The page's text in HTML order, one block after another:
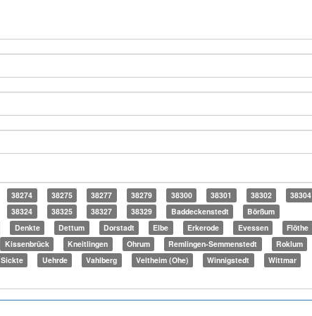
38274 38275 38277 38279 38300 38301 38302
38304
38324 38325 38327 38329 Baddeckenstedt
Börßum
Denkte Dettum Dorstadt Elbe Erkerode Evessen
Flöthe
Kissenbrück Kneitlingen Ohrum Remlingen-Semmenstedt
Roklum
Sickte Uehrde Vahlberg Veltheim (Ohe) Winnigstedt
Wittmar